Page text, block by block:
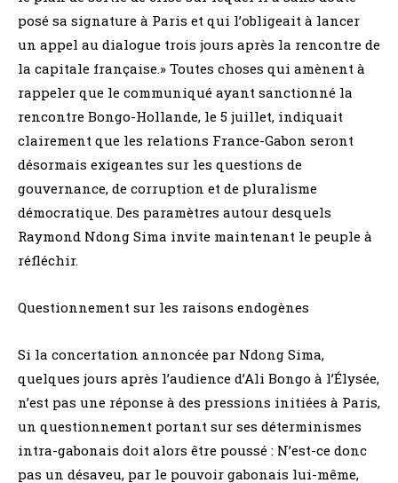
posé sa signature à Paris et qui l’obligeait à lancer
un appel au dialogue trois jours après la rencontre de
la capitale française.» Toutes choses qui amènent à
rappeler que le communiqué ayant sanctionné la
rencontre Bongo-Hollande, le 5 juillet, indiquait
clairement que les relations France-Gabon seront
désormais exigeantes sur les questions de
gouvernance, de corruption et de pluralisme
démocratique. Des paramètres autour desquels
Raymond Ndong Sima invite maintenant le peuple à
réfléchir.
Questionnement sur les raisons endogènes
Si la concertation annoncée par Ndong Sima,
quelques jours après l’audience d’Ali Bongo à l’Élysée,
n’est pas une réponse à des pressions initiées à Paris,
un questionnement portant sur ses déterminismes
intra-gabonais doit alors être poussé : N’est-ce donc
pas un désaveu, par le pouvoir gabonais lui-même,